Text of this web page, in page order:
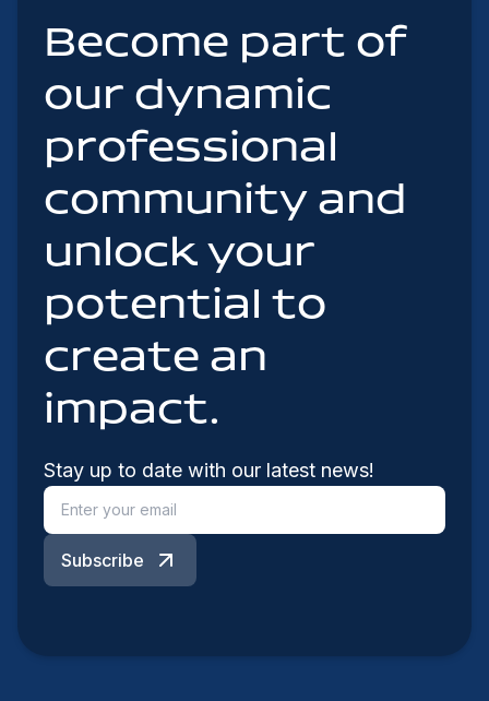
Become part of
our dynamic
professional
community and
unlock your
potential to
create an
impact.
Stay up to date with our latest news!
Subscribe